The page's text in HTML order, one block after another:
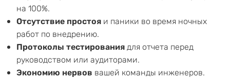
на 100%.
Отсутствие простоя и паники во время ночных
работ по внедрению.
Протоколы тестированиядля отчета перед
руководством или аудиторами.
Экономию нервов вашей команды инженеров.